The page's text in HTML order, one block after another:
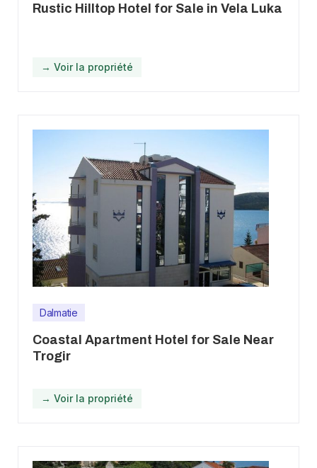
Rustic Hilltop Hotel for Sale in Vela Luka
→ Voir la propriété
Dalmatie
Coastal Apartment Hotel for Sale Near
Trogir
→ Voir la propriété